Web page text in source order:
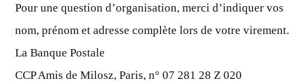
Pour une question d’organisation, merci d’indiquer vos
nom, prénom et adresse complète lors de votre virement.
La Banque Postale
CCP Amis de Milosz, Paris, n° 07 281 28 Z 020